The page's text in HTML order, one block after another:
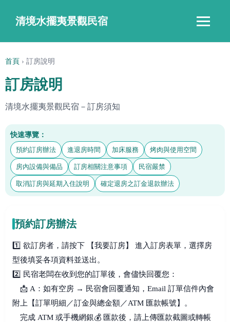
清境水擺夷景觀民宿
‹ ›
首頁 › 訂房說明
訂房說明
清境水擺夷景觀民宿－訂房須知
快速導覽：
預約訂房辦法
進退房時間 加床服務 烤肉與使用空間
房內設備與備品 訂房相關注意事項 民宿嚴禁
取消訂房與延期入住說明 確定退房之訂金退款辦法
預約訂房辦法
1️⃣ 欲訂房者，請按下 【我要訂房】 進入訂房表單，選擇房
型後填妥各項資料並送出。
2️⃣ 民宿老闆在收到您的訂單後，會儘快回覆您：
📩 A：如有空房 → 民宿會回覆通知，Email 訂單信件內會
附上【訂單明細／訂金與總金額／ATM 匯款帳號】。
完成 ATM 或手機網銀💰 匯款後，請上傳匯款截圖或轉帳